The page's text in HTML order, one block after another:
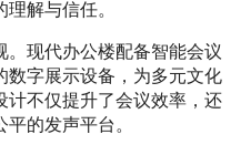
解与信任。
。现代办公楼配备智能会议
数字展示设备，为多元文化
计不仅提升了会议效率，还
的发声平台。